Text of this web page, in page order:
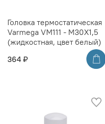
Головка термостатическая
Varmega VM111 - M30X1,5
(жидкостная, цвет белый)
364 ₽